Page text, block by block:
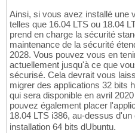
Ainsi, si vous avez installé une
telles que 16.04 LTS ou 18.04
prend en charge la sécurité
maintenance de la sécurité
2028. Vous pouvez vous en
actuellement jusqu'à ce que
sécurisé. Cela devrait vous
migrer des applications 32 bits
qui sera disponible en avril
pouvez également placer
18.04 LTS i386, au-dessus
installation 64 bits dUbuntu.